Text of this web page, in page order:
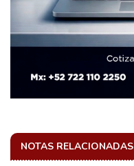
NOTAS RELACIONADAS